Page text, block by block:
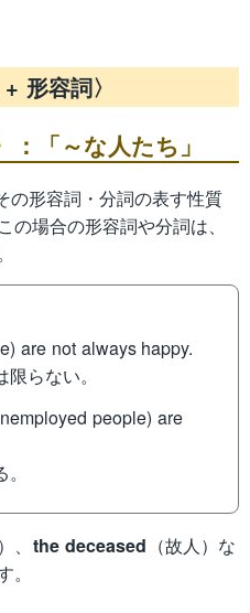
形容詞〉
：「～な人たち」
の形容詞・分詞の表す性質
の場合の形容詞や分詞は、
are not always happy.
らない。
people) are
、 the deceased （故人）な
。